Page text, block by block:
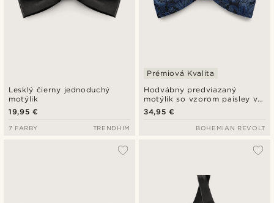
Lesklý čierny jednoduchý
motýlik
19,95 €
7 FARBY TRENDHIM
Hodvábny predviazaný
motýlik so vzorom paisley v
námorníckej modrej a
bledomodrej farbe
Prémiová Kvalita
34,95 €
BOHEMIAN REVOLT